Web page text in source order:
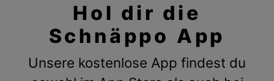
Hol dir die
Schnäppo App
Unsere kostenlose App findest du